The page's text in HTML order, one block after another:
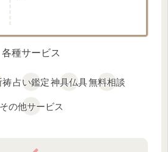
各種サービス
祷占い鑑定神具仏具無料相談
その他サービス